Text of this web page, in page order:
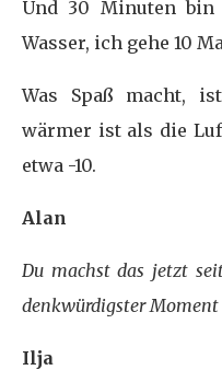
Und 30 Minuten
Wasser, ich gehe 10
Was Spaß macht,
wärmer ist als die
etwa -10.
Alan
Du machst das jetzt
denkwürdigster Moment
Ilja